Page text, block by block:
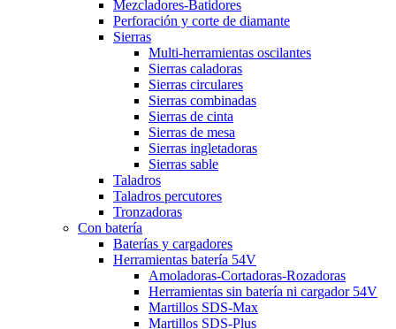
Mezcladores-Batidores
Perforación y corte de diamante
Sierras
Multi-herramientas oscilantes
Sierras caladoras
Sierras circulares
Sierras combinadas
Sierras de cinta
Sierras de mesa
Sierras ingletadoras
Sierras sable
Taladros
Taladros percutores
Tronzadoras
Con batería
Baterías y cargadores
Herramientas batería 54V
Amoladoras-Cortadoras-Rozadoras
Herramientas sin batería ni cargador 54V
Martillos SDS-Max
Martillos SDS-Plus